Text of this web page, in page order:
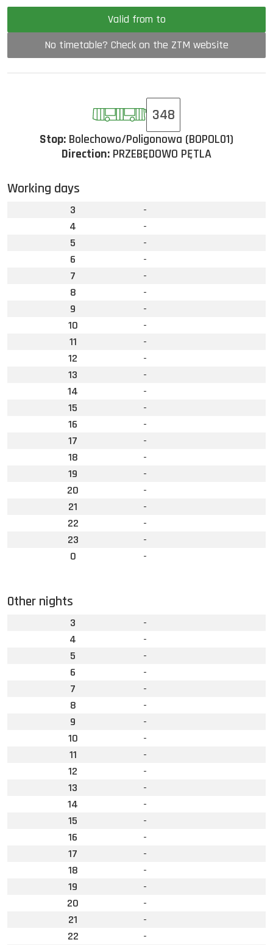
Valid from to
No timetable? Check on the ZTM website
348
Stop: Bolechowo/Poligonowa (BOPOL01)
Direction: PRZEBĘDOWO PĘTLA
Working days
3
-
4
-
5
-
6
-
7
-
8
-
9
-
10
-
11
-
12
-
13
-
14
-
15
-
16
-
17
-
18
-
19
-
20
-
21
-
22
-
23
-
0
-
Other nights
3
-
4
-
5
-
6
-
7
-
8
-
9
-
10
-
11
-
12
-
13
-
14
-
15
-
16
-
17
-
18
-
19
-
20
-
21
-
22
-